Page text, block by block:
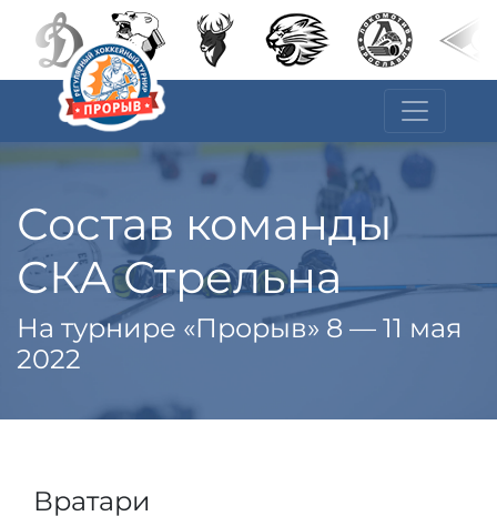
Состав команды
СКА Стрельна
На турнире «Прорыв» 8 — 11 мая
2022
Вратари